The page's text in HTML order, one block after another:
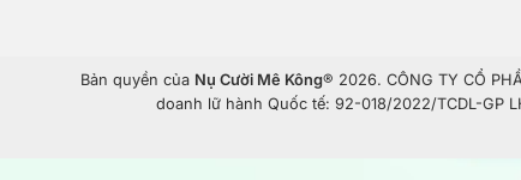
Bản quyền của Nụ Cười Mê Kông® 2026. CÔNG TY CỔ
doanh lữ hành Quốc tế: 92-018/2022/TCDL-GP